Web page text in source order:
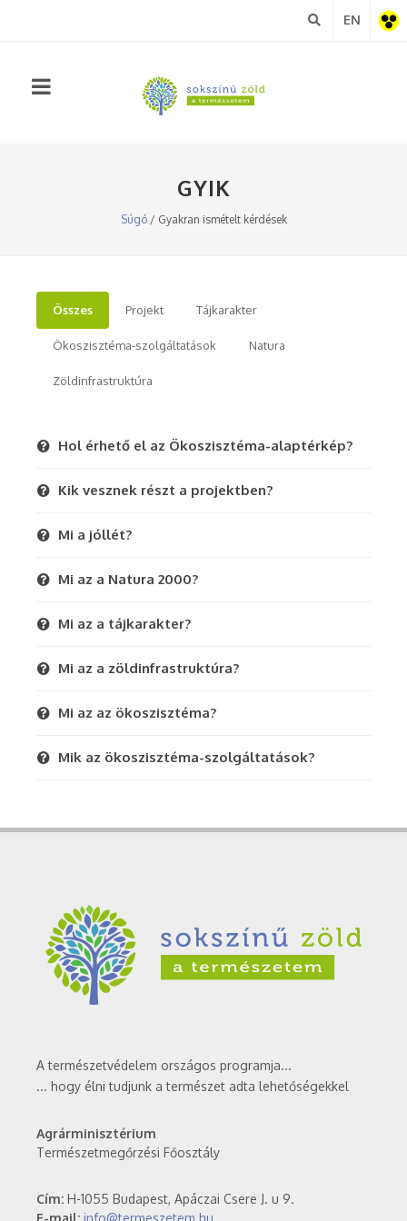
EN
GYIK
Súgó/ Gyakran ismételt kérdések
Összes Projekt Tájkarakter
Ökoszisztéma-szolgáltatások Natura
Zöldinfrastruktúra
Hol érhető el az Ökoszisztéma-alaptérkép?
Kik vesznek részt a projektben?
Mi a jóllét?
Mi az a Natura 2000?
Mi az a tájkarakter?
Mi az a zöldinfrastruktúra?
Mi az az ökoszisztéma?
Mik az ökoszisztéma-szolgáltatások?
A természetvédelem országos programja...
... hogy élni tudjunk a természet adta lehetőségekkel
Agrárminisztérium
Természetmegőrzési Főosztály
Cím: H-1055 Budapest, Apáczai Csere J. u 9.
E-mail: info@termeszetem.hu